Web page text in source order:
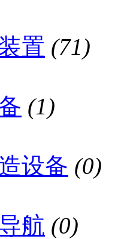
置 (71)
(1)
设备 (0)
航 (0)